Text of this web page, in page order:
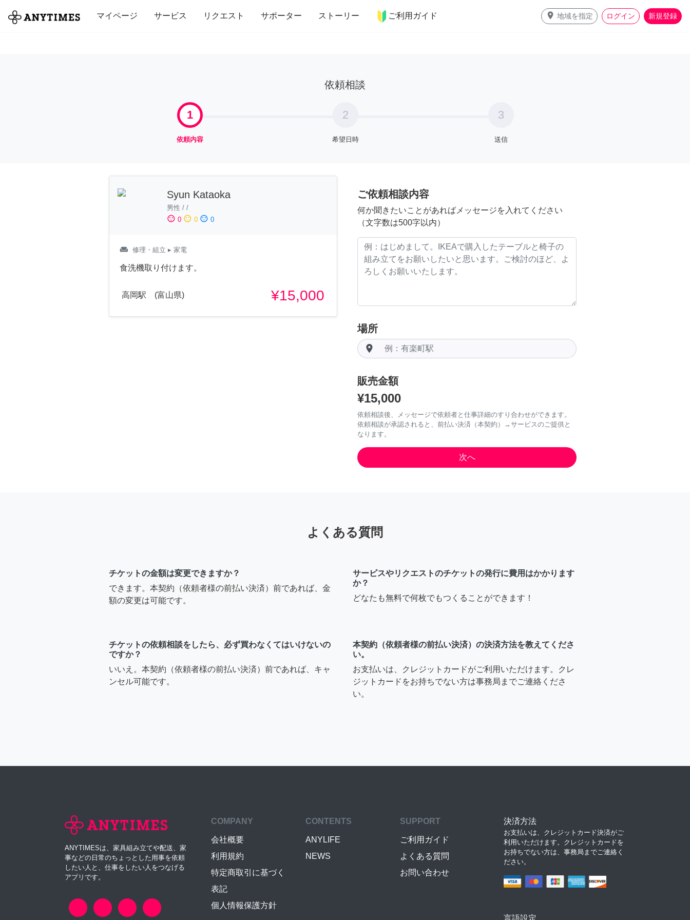
マイページ サービス リクエスト サポーター ストーリー ご利用ガイド place 地域を指定 ログイン 新規登録
全て 修理・組立 家事 引っ越し インテリア 趣味・習い事 ペット 料理
依頼相談
1
依頼内容
2
希望日時
3
送信
Syun Kataoka
男性 / /
sentiment_satisfied 0 sentiment_neutral 0 sentiment_dissatisfied 0
weekend 修理・組立 ▸ 家電
食洗機取り付けます。
高岡駅 (富山県) ¥15,000
ご依頼相談内容
何か聞きたいことがあればメッセージを入れてください
（文字数は500字以内）
場所
room
販売金額
¥15,000
依頼相談後、メッセージで依頼者と仕事詳細のすり合わせができます。
依頼相談が承認されると、前払い決済（本契約）→サービスのご提供と
なります。
よくある質問
チケットの金額は変更できますか？
できます。本契約（依頼者様の前払い決済）前であれば、金
額の変更は可能です。
サービスやリクエストのチケットの発行に費用はかかります
か？
どなたも無料で何枚でもつくることができます！
チケットの依頼相談をしたら、必ず買わなくてはいけないの
ですか？
いいえ。本契約（依頼者様の前払い決済）前であれば、キャ
ンセル可能です。
本契約（依頼者様の前払い決済）の決済方法を教えてくださ
い。
お支払いは、クレジットカードがご利用いただけます。クレ
ジットカードをお持ちでない方は事務局までご連絡くださ
い。
ANYTIMESは、家具組み立てや配送、家
事などの日常のちょっとした用事を依頼
したい人と、仕事をしたい人をつなげる
アプリです。
COMPANY
会社概要
利用規約
特定商取引に基づく
表記
個人情報保護方針
CONTENTS
ANYLIFE
NEWS
SUPPORT
ご利用ガイド
よくある質問
お問い合わせ
決済方法
お支払いは、クレジットカード決済がご
利用いただけます。クレジットカードを
お持ちでない方は、事務局までご連絡く
ださい。
言語設定